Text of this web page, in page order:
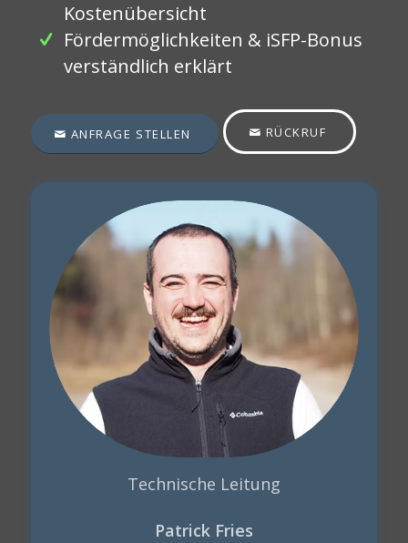
Kostenübersicht
Fördermöglichkeiten & iSFP-Bonus
verständlich erklärt
ANFRAGE STELLEN RÜCKRUF
Technische Leitung
Patrick Fries